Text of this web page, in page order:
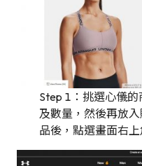
Step 1：挑選心儀
及數量，然後再放
品後，點選畫面右